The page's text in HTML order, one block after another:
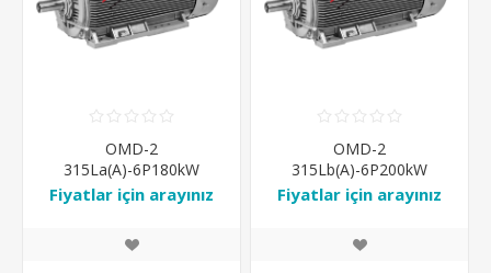
OMD-2
315La(A)-6P180kW
1000rpm 6P IE2 OPEN
DRIP PROOF IP23 IM-B3
Fiyatlar için arayınız
OMD-2
315Lb(A)-6P200kW
1000rpm 6P IE2 OPEN
DRIP PROOF IP23 IM-B3
Fiyatlar için arayınız